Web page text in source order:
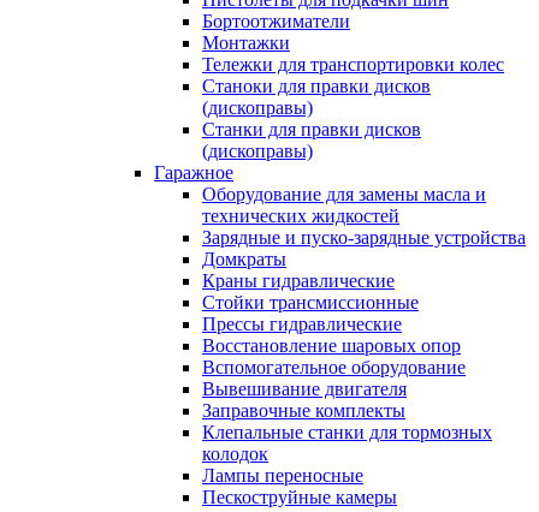
Бортоотжиматели
Монтажки
Тележки для транспортировки колес
Станоки для правки дисков
(дископравы)
Станки для правки дисков
(дископравы)
Гаражное
Оборудование для замены масла и
технических жидкостей
Зарядные и пуско-зарядные устройства
Домкраты
Краны гидравлические
Стойки трансмиссионные
Прессы гидравлические
Восстановление шаровых опор
Вспомогательное оборудование
Вывешивание двигателя
Заправочные комплекты
Клепальные станки для тормозных
колодок
Лампы переносные
Пескоструйные камеры